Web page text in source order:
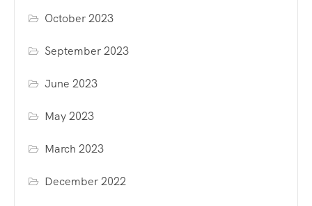
October 2023
September 2023
June 2023
May 2023
March 2023
December 2022